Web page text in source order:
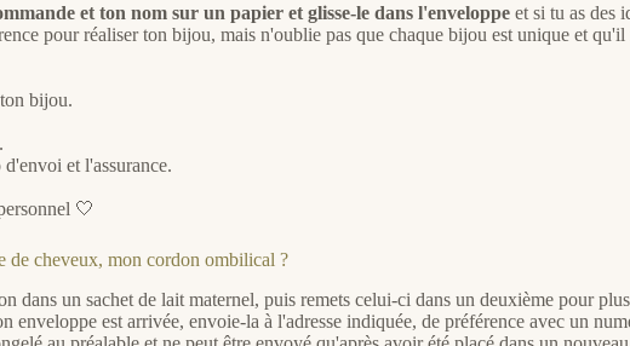
et ton nom sur un papier et glisse-le dans l'enveloppe et si tu as des
pour réaliser ton bijou, mais n'oublie pas que chaque bijou est unique et
bijou.
et l'assurance.
🤍
de cheveux, mon cordon ombilical ?
dans un sachet de lait maternel, puis remets celui-ci dans un deuxième pour
enveloppe est arrivée, envoie-la à l'adresse indiquée, de préférence avec un